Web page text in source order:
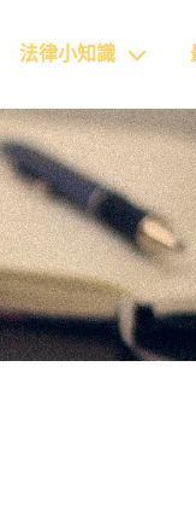
法律小知識